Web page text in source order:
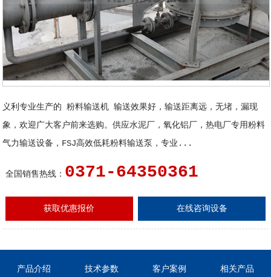
义利专业生产的 粉料输送机 输送效果好，输送距离远，无堵，漏现
象，欢迎广大客户前来选购。供应水泥厂，氧化铝厂，热电厂专用粉料
气力输送设备，FSJ高效低耗粉料输送泵，专业...
全国销售热线： 0371-64350361
获取优惠报价 在线咨询设备
产品介绍 技术参数 客户案例 相关产品